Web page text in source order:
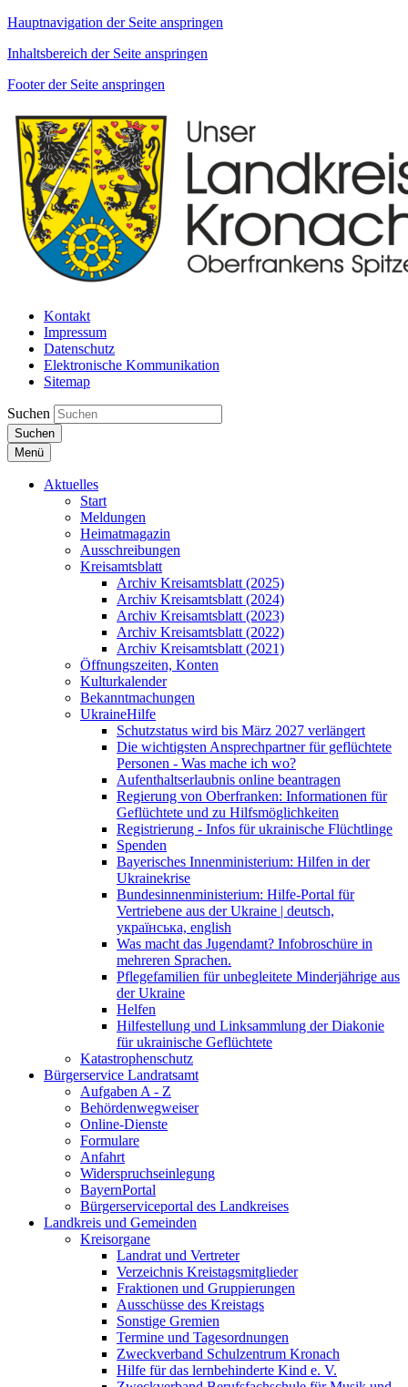
Hauptnavigation der Seite anspringen
Inhaltsbereich der Seite anspringen
Footer der Seite anspringen
Kontakt
Impressum
Datenschutz
Elektronische Kommunikation
Sitemap
Suchen
Suchen
Menü
Aktuelles
Start
Meldungen
Heimatmagazin
Ausschreibungen
Kreisamtsblatt
Archiv Kreisamtsblatt (2025)
Archiv Kreisamtsblatt (2024)
Archiv Kreisamtsblatt (2023)
Archiv Kreisamtsblatt (2022)
Archiv Kreisamtsblatt (2021)
Öffnungszeiten, Konten
Kulturkalender
Bekanntmachungen
UkraineHilfe
Schutzstatus wird bis März 2027 verlängert
Die wichtigsten Ansprechpartner für geflüchtete
Personen - Was mache ich wo?
Aufenthaltserlaubnis online beantragen
Regierung von Oberfranken: Informationen für
Geflüchtete und zu Hilfsmöglichkeiten
Registrierung - Infos für ukrainische Flüchtlinge
Spenden
Bayerisches Innenministerium: Hilfen in der
Ukrainekrise
Bundesinnenministerium: Hilfe-Portal für
Vertriebene aus der Ukraine | deutsch,
українська, english
Was macht das Jugendamt? Infobroschüre in
mehreren Sprachen.
Pflegefamilien für unbegleitete Minderjährige aus
der Ukraine
Helfen
Hilfestellung und Linksammlung der Diakonie
für ukrainische Geflüchtete
Katastrophenschutz
Bürgerservice Landratsamt
Aufgaben A - Z
Behördenwegweiser
Online-Dienste
Formulare
Anfahrt
Widerspruchseinlegung
BayernPortal
Bürgerserviceportal des Landkreises
Landkreis und Gemeinden
Kreisorgane
Landrat und Vertreter
Verzeichnis Kreistagsmitglieder
Fraktionen und Gruppierungen
Ausschüsse des Kreistags
Sonstige Gremien
Termine und Tagesordnungen
Zweckverband Schulzentrum Kronach
Hilfe für das lernbehinderte Kind e. V.